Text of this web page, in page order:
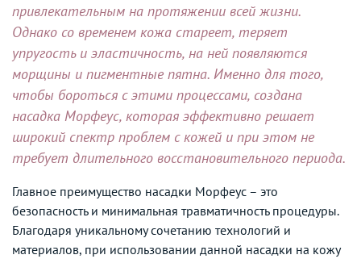
привлекательным на протяжении всей жизни.
Однако со временем кожа стареет, теряет
упругость и эластичность, на ней появляются
морщины и пигментные пятна. Именно для того,
чтобы бороться с этими процессами, создана
насадка Морфеус, которая эффективно решает
широкий спектр проблем с кожей и при этом не
требует длительного восстановительного периода.
Главное преимущество насадки Морфеус – это
безопасность и минимальная травматичность процедуры.
Благодаря уникальному сочетанию технологий и
материалов, при использовании данной насадки на кожу